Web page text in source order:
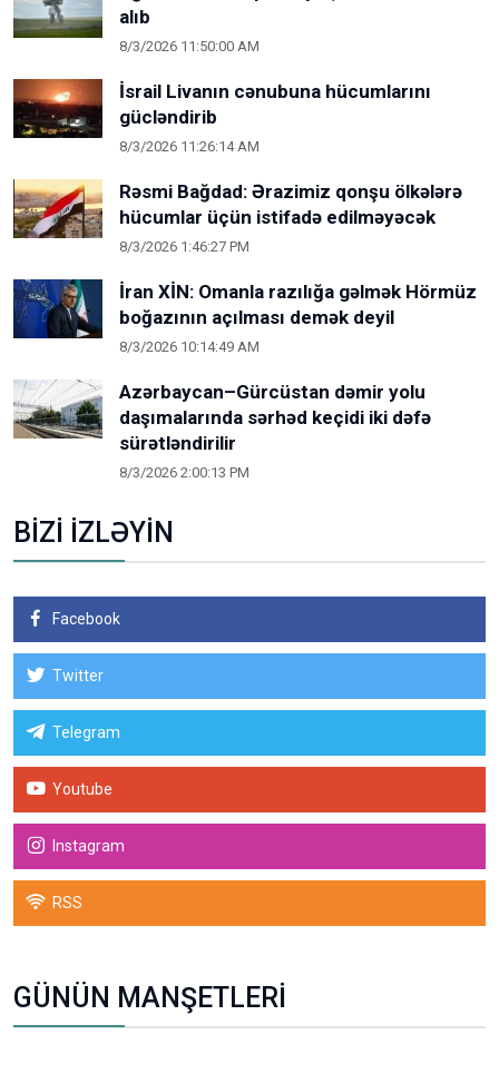
alıb
8/3/2026 11:50:00 AM
İsrail Livanın cənubuna hücumlarını
gücləndirib
8/3/2026 11:26:14 AM
Rəsmi Bağdad: Ərazimiz qonşu ölkələrə
hücumlar üçün istifadə edilməyəcək
8/3/2026 1:46:27 PM
İran XİN: Omanla razılığa gəlmək Hörmüz
boğazının açılması demək deyil
8/3/2026 10:14:49 AM
Azərbaycan–Gürcüstan dəmir yolu
daşımalarında sərhəd keçidi iki dəfə
sürətləndirilir
8/3/2026 2:00:13 PM
BİZİ İZLƏYİN
Facebook
Twitter
Telegram
Youtube
Instagram
RSS
GÜNÜN MANŞETLERİ